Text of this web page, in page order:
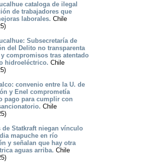
cataloga de ilegal
de trabajadores que
laborales. Chile
Subsecretaría de
del Delito no transparenta
compromisos tras atentado
hidroeléctrico. Chile
convenio entre la U. de
y Enel comprometía
pago para cumplir con
Chile
de Statkraft niegan vínculo
mapuche en río
y señalan que hay otra
aguas arriba. Chile